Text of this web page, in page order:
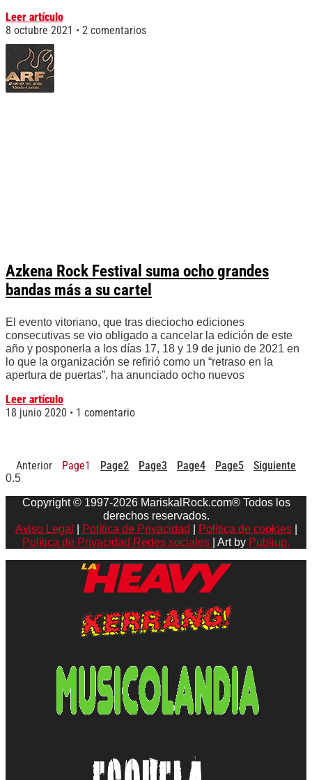
Leer artículo
8 octubre 2021
2 comentarios
Azkena Rock Festival suma ocho grandes
bandas más a su cartel
El evento vitoriano, que tras dieciocho ediciones
consecutivas se vio obligado a cancelar la edición de este
año y posponerla a los días 17, 18 y 19 de junio de 2021 en
lo que la organización se refirió como un “retraso en la
apertura de puertas”, ha anunciado ocho nuevos
Leer artículo
18 junio 2020
1 comentario
Anterior Page1 Page2 Page3 Page4 Page5 Siguiente
Copyright © 1997-2026 MariskalRock.com® Todos los
derechos reservados.
Aviso Legal
Política de Privacidad Política de cookies|
Política de Privacidad Redes sociales
| Art by Publiup.